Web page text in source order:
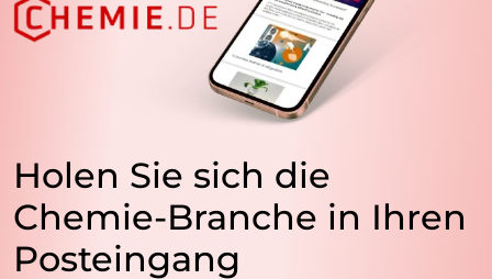
Holen Sie sich die
Chemie-Branche in Ihren
Posteingang